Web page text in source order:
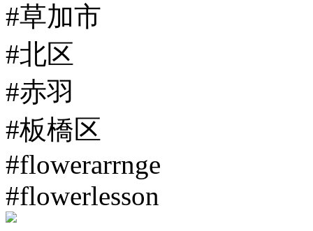
#草加市
#北区
#赤羽
#板橋区
#flowerarrnge
#flowerlesson